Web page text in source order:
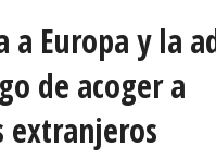
a Europa y la
de acoger a
extranjeros